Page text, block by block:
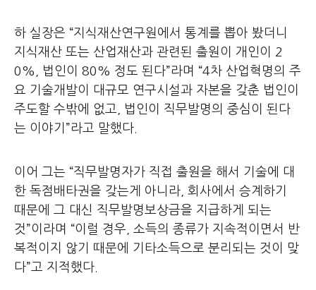
하 실장은 “지식재산연구원에서 통계를 뽑아 봤더니
지식재산 또는 산업재산과 관련된 출원이 개인이 2
0%, 법인이 80% 정도 된다”라며 “4차 산업혁명의 주
요 기술개발이 대규모 연구시설과 자본을 갖춘 법인이
주도할 수밖에 없고, 법인이 직무발명의 중심이 된다
는 이야기”라고 말했다.
이어 그는 “직무발명자가 직접 출원을 해서 기술에 대
한 독점배타권을 갖는게 아니라, 회사에서 승계하기
때문에 그 대신 직무발명보상금을 지급하게 되는
것”이라며 “이럴 경우, 소득의 종류가 지속적이면서 반
복적이지 않기 때문에 기타소득으로 분리되는 것이 맞
다”고 지적했다.